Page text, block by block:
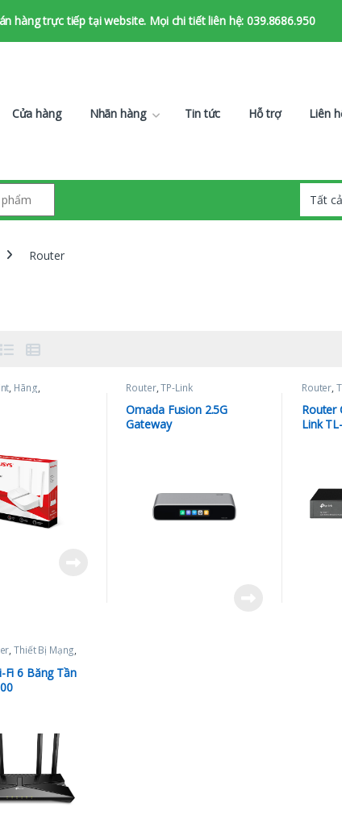
hàng trực tiếp tại website. Mọi chi tiết liên hệ: 039.8686.950
Cửa hàng Nhãn hàng Tin tức Hỗ trợ Liên
Router
, Hãng,
Router ,Thiết Bị
Router,TP-Link
Omada Fusion 2.5G
Gateway
Router,
Router
Link
,Thiết Bị Mạng,
Fi 6 Băng Tần